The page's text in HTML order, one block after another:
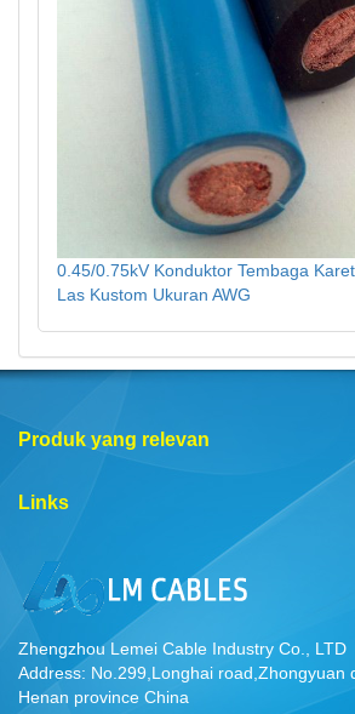
0.45/0.75kV Konduktor Tembaga
Las Kustom Ukuran AWG
Produk yang relevan
Links
Zhengzhou Lemei Cable Industry Co., LTD
Address: No.299,Longhai road,Zhongyuan
Henan province China